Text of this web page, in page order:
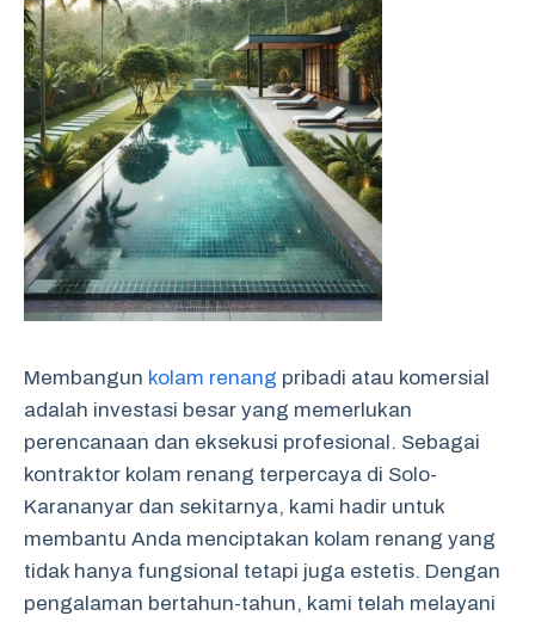
Membangun kolam renang pribadi atau komersial
adalah investasi besar yang memerlukan
perencanaan dan eksekusi profesional. Sebagai
kontraktor kolam renang terpercaya di Solo-
Karananyar dan sekitarnya, kami hadir untuk
membantu Anda menciptakan kolam renang yang
tidak hanya fungsional tetapi juga estetis. Dengan
pengalaman bertahun-tahun, kami telah melayani